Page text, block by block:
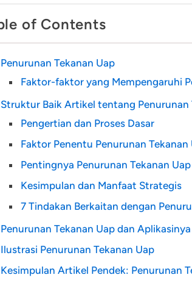
of Contents
Penurunan Tekanan Uap
Faktor-faktor yang Mempengaruhi
Struktur Baik Artikel tentang Penurunan
Pengertian dan Proses Dasar
Faktor Penentu Penurunan Tekanan
Pentingnya Penurunan Tekanan
Kesimpulan dan Manfaat Strategis
7 Tindakan Berkaitan dengan
Penurunan Tekanan Uap dan
Ilustrasi Penurunan Tekanan Uap
Kesimpulan Artikel Pendek: Penurunan